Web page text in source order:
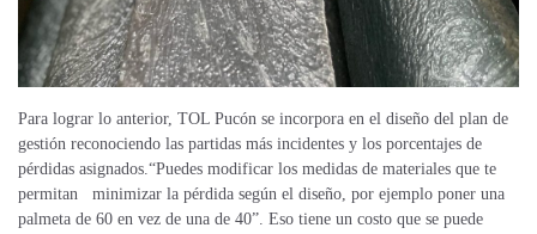
Para lograr lo anterior, TOL Pucón se incorpora en el diseño del plan de
gestión reconociendo las partidas más incidentes y los porcentajes de
pérdidas asignados.“Puedes modificar los medidas de materiales que te
permitan minimizar la pérdida según el diseño, por ejemplo poner una
palmeta de 60 en vez de una de 40”. Eso tiene un costo que se puede